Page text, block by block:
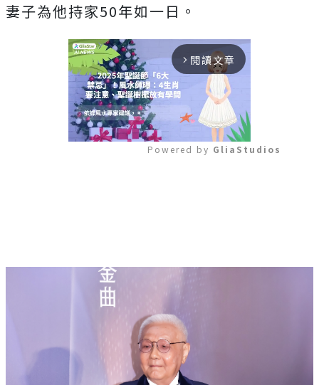
妻子為他持家50年如一日。
arrow_forward_ios 閱讀文章
Powered by GliaStudios